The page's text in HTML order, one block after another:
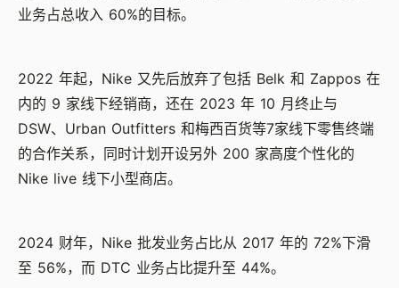
业务占总收入 60%的目标。
2022 年起，Nike 又先后放弃了包括 Belk 和 Zappos 在
内的 9 家线下经销商，还在 2023 年 10 月终止与
DSW、Urban Outfitters 和梅西百货等7家线下零售终端
的合作关系，同时计划开设另外 200 家高度个性化的
Nike live 线下小型商店。
2024 财年，Nike 批发业务占比从 2017 年的 72%下滑
至 56%，而 DTC 业务占比提升至 44%。